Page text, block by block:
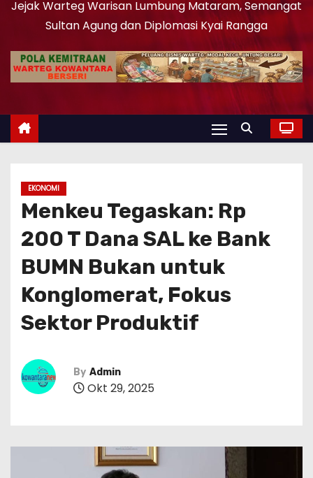
Jejak Warteg Warisan Lumbung Mataram, Semangat
Sultan Agung dan Diplomasi Kyai Rangga
EKONOMI
Menkeu Tegaskan: Rp
200 T Dana SAL ke Bank
BUMN Bukan untuk
Konglomerat, Fokus
Sektor Produktif
By Admin
Okt 29, 2025